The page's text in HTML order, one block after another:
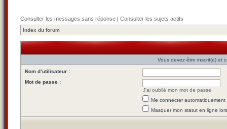
Consulter les messages sans réponse | Consulter les sujets actifs
Index du forum
Vous devez être inscrit(e) et
Nom d’utilisateur :
Mot de passe :
J’ai oublié mon mot de passe
Me connecter
Masquer mon statut en ligne